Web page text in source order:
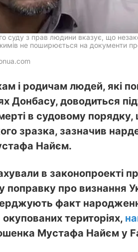
з прав людини вказує, що
не поширюється на документи
і родичам людей, які
Донбасу, доводиться
в судовому
зразка, зазначив
Найєм.
в законопроекті
поправку про визнання
факт
територіях,
Мустафа Найєм у